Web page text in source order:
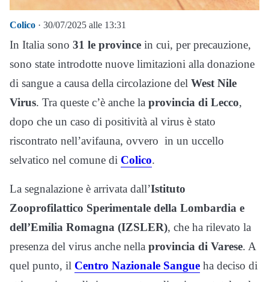
Colico · 30/07/2025 alle 13:31
In Italia sono 31 le province in cui, per precauzione,
sono state introdotte nuove limitazioni alla donazione
di sangue a causa della circolazione del West Nile
Virus. Tra queste c’è anche la provincia di Lecco,
dopo che un caso di positività al virus è stato
riscontrato nell’avifauna, ovvero in un uccello
selvatico nel comune di Colico.
La segnalazione è arrivata dall’Istituto
Zooprofilattico Sperimentale della Lombardia e
dell’Emilia Romagna (IZSLER), che ha rilevato la
presenza del virus anche nella provincia di Varese. A
quel punto, il Centro Nazionale Sangue ha deciso di